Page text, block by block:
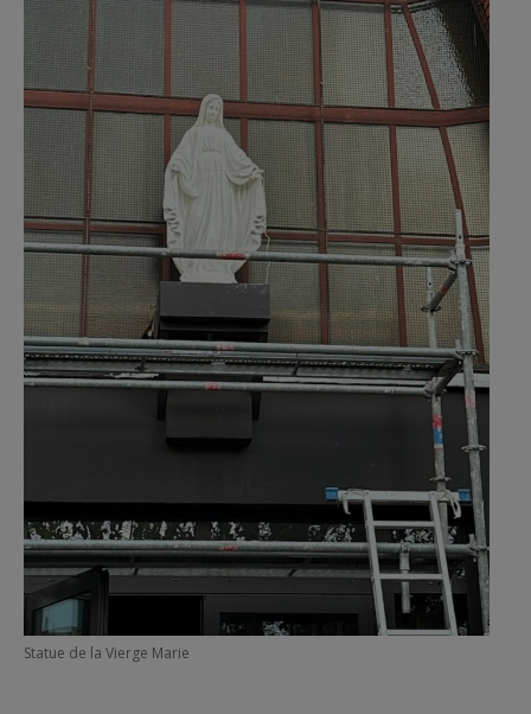
Statue de la Vierge Marie